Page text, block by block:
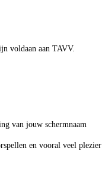
voldaan aan TAVV.
van jouw schermnaam
en vooral veel